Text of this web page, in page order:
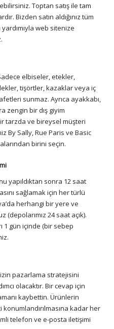
Toptan satış ile tam
Bizden satın aldığınız tüm
web sitenize
elbiseler, etekler,
tişörtler, kazaklar veya iç
sunmaz. Ayrıca ayakkabı,
zengin bir dış giyim
tarzda ve bireysel müşteri
By Sally, Rue Paris ve Basic
birini seçin.
yapıldıktan sonra 12 saat
sağlamak için her türlü
herhangi bir yere ve
24 saat açık).
1 gün içinde (bir sebep
pazarlama stratejisini
olacaktır. Bir cevap için
kaybettin. Ürünlerin
konumlandırılmasına kadar her
telefon ve e-posta iletişimi